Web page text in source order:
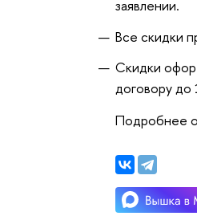
заявлении.
Все скидки
Скидки
договору до
Подробнее